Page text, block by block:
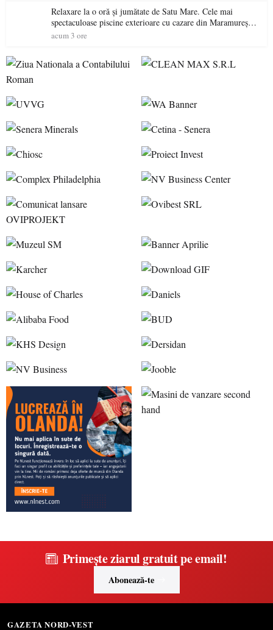
Relaxare la o oră și jumătate de Satu Mare. Cele mai
spectaculoase piscine exterioare cu cazare din Maramureș,
ideale pentru o escapadă de vară
acum 3 ore
Primește ziarul gratuit pe email!
Abonează-te
GAZETA NORD-VEST